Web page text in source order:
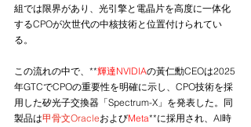
組では限界があり、光引擎と電晶片を高度に一体化
するCPOが次世代の中核技術と位置付けられてい
る。
この流れの中で、**輝達NVIDIAの黃仁勳CEOは2025
年GTCでCPOの重要性を明確に示し、CPO技術を採
用した矽光子交換器「Spectrum-X」を発表した。同
製品は甲骨文OracleおよびMeta**に採用され、AI時